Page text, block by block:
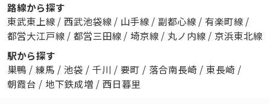
路線から探す
東武東上線 / 西武池袋線 / 山手線 / 副都心線 / 有楽町線 /
都営大江戸線 / 都営三田線 / 埼京線 / 丸ノ内線 / 京浜東北線
駅から探す
巣鴨 / 練馬 / 池袋 / 千川 / 要町 / 落合南長崎 / 東長崎 /
朝霞台 / 地下鉄成増 / 西日暮里